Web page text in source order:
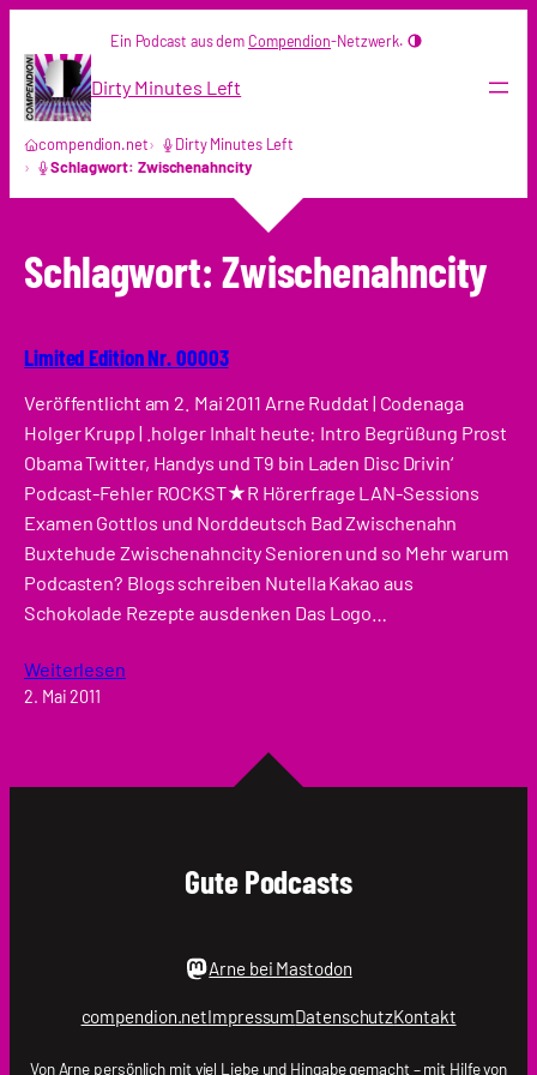
Inhalt
springen
Ein Podcast aus dem Compendion-Netzwerk.
Dirty Minutes Left
compendion.net
Dirty Minutes Left
Schlagwort: Zwischenahncity
Schlagwort: Zwischenahncity
Limited Edition Nr. 00003
Veröffentlicht am 2. Mai 2011 Arne Ruddat | Codenaga
Holger Krupp | .holger Inhalt heute: Intro Begrüßung Prost
Obama Twitter, Handys und T9 bin Laden Disc Drivin‘
Podcast-Fehler ROCKST★R Hörerfrage LAN-Sessions
Examen Gottlos und Norddeutsch Bad Zwischenahn
Buxtehude Zwischenahncity Senioren und so Mehr warum
Podcasten? Blogs schreiben Nutella Kakao aus
Schokolade Rezepte ausdenken Das Logo…
Weiterlesen
2. Mai 2011
Gute Podcasts
Arne bei Mastodon
compendion.netImpressumDatenschutzKontakt
VonArne persönlich mit viel Liebe und Hingabe gemacht – mit Hilfe von